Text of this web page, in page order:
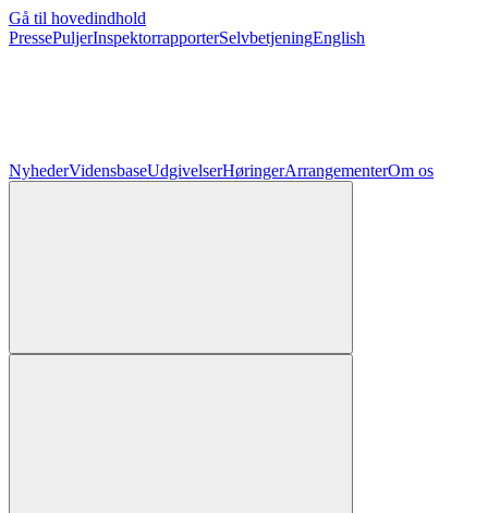
Gå til hovedindhold
PressePuljerInspektorrapporterSelvbetjeningEnglish
NyhederVidensbaseUdgivelserHøringerArrangementerOm os